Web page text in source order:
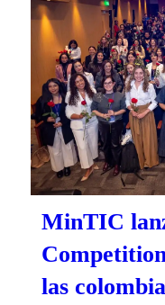
MinTIC
las